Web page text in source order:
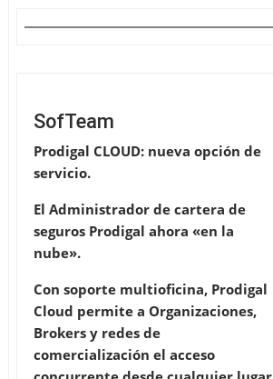
SofTeam
Prodigal CLOUD: nueva opción de
servicio.
El Administrador de cartera de
seguros Prodigal ahora «en la
nube».
Con soporte multioficina, Prodigal
Cloud permite a Organizaciones,
Brokers y redes de
comercialización el acceso